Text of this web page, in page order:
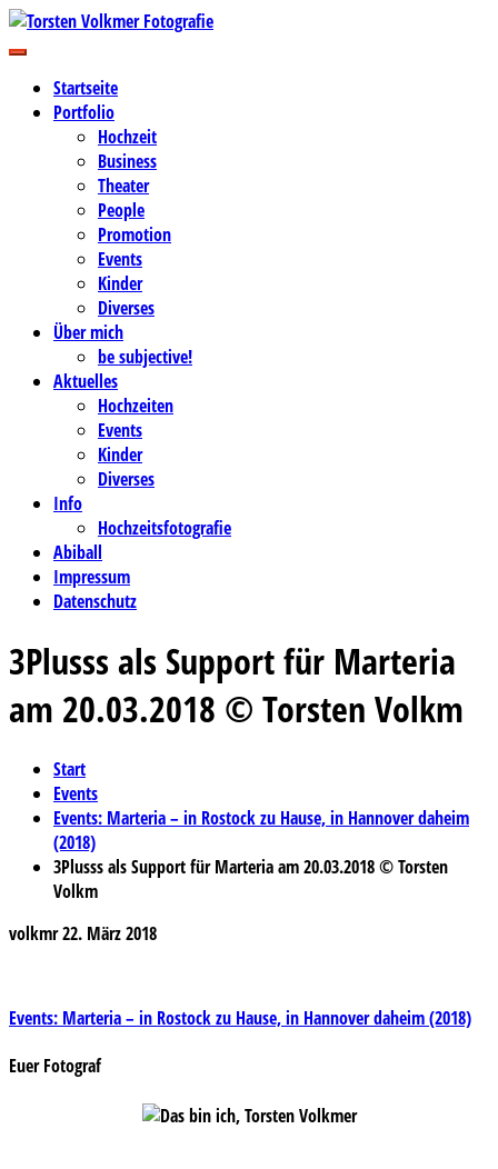
Zum
Inhalt
Torsten Volkmer Fotografie
Business-, Portrait- und Hochzeitsfotografie
Startseite
Portfolio
Hochzeit
Business
Theater
People
Promotion
Events
Kinder
Diverses
Über mich
be subjective!
Aktuelles
Hochzeiten
Events
Kinder
Diverses
Info
Hochzeitsfotografie
Abiball
Impressum
Datenschutz
3Plusss als Support für Marteria
am 20.03.2018 © Torsten Volkm
Start
Events
Events: Marteria – in Rostock zu Hause, in Hannover daheim
(2018)
3Plusss als Support für Marteria am 20.03.2018 © Torsten
Volkm
volkmr22. März 2018
Beitragsnavigation
Events: Marteria – in Rostock zu Hause, in Hannover daheim (2018)
Euer Fotograf